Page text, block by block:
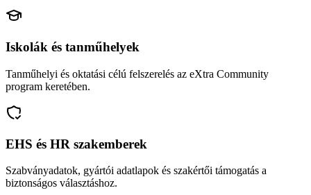
Iskolák és tanműhelyek
Tanműhelyi és oktatási célú felszerelés az eXtra Community
program keretében.
EHS és HR szakemberek
Szabványadatok, gyártói adatlapok és szakértői támogatás a
biztonságos választáshoz.